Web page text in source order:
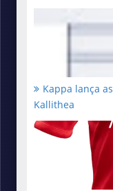
Kappa lança
Kallithea